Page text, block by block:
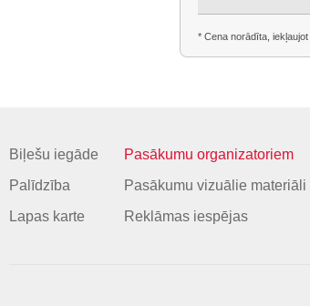
* Cena norādīta,
Biļešu iegāde
Palīdzība
Lapas karte
Pasākumu organizatoriem
Pasākumu vizuālie materiāli
Reklāmas iespējas